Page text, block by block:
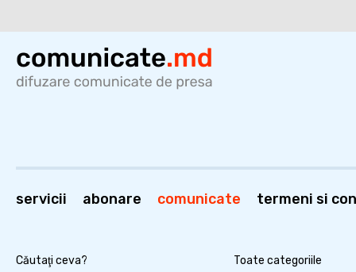
servicii abonare comunicate termeni si